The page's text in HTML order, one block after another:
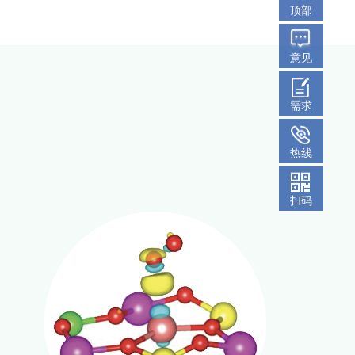
顶部
意见
需求
热线
扫码